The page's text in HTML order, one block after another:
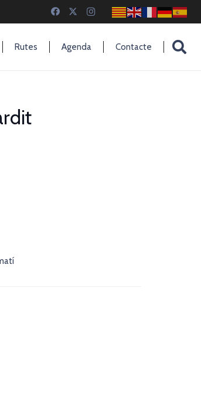
Rutes Agenda Contacte